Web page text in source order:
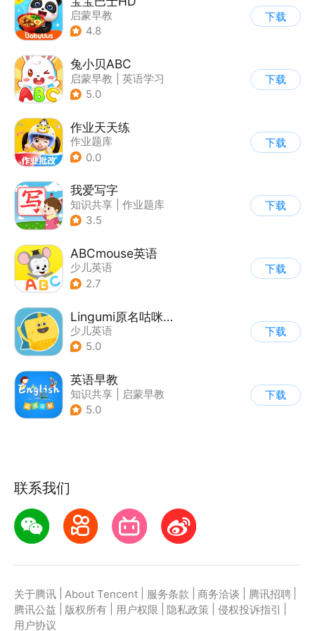
启蒙早教
| 儿童益智游戏
4.8
下载
兔小贝ABC
启蒙早教
英语学习
5.0
下载
作业天天练
作业题库
0.0
下载
我爱写字
知识共享
作业题库
| 启蒙早教
3.5
下载
ABCmouse英语
少儿英语
2.7
下载
Lingumi原名咕咪英语
少儿英语
5.0
下载
英语早教
知识共享
启蒙早教
| 英语学习
5.0
下载
联系我们
关于腾讯 About Tencent 服务条款 商务洽谈 腾讯招聘
腾讯公益
版权所有 用户权限 隐私政策 侵权投诉指引
用户协议